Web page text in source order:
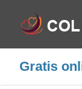
Gratis